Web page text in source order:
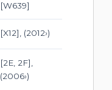
[W639]
[X12], (2012›)
[2E, 2F],
(2006›)